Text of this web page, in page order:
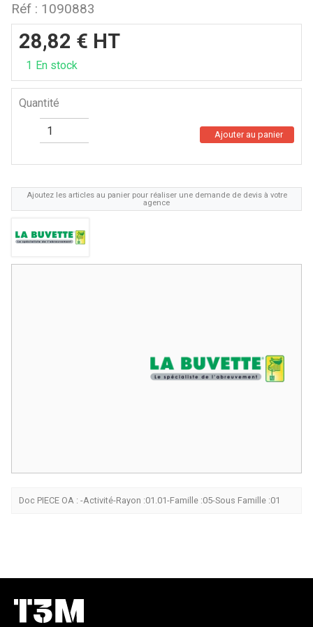
Réf : 1090883
Doc PIECE OA : -Activité-Rayon :01.01-Famille :05-Sous Famille :01
Ajoutez les articles au panier pour réaliser une demande de devis à votre
agence
28,82 € HT
1 En stock
Quantité
Ajouter au panier